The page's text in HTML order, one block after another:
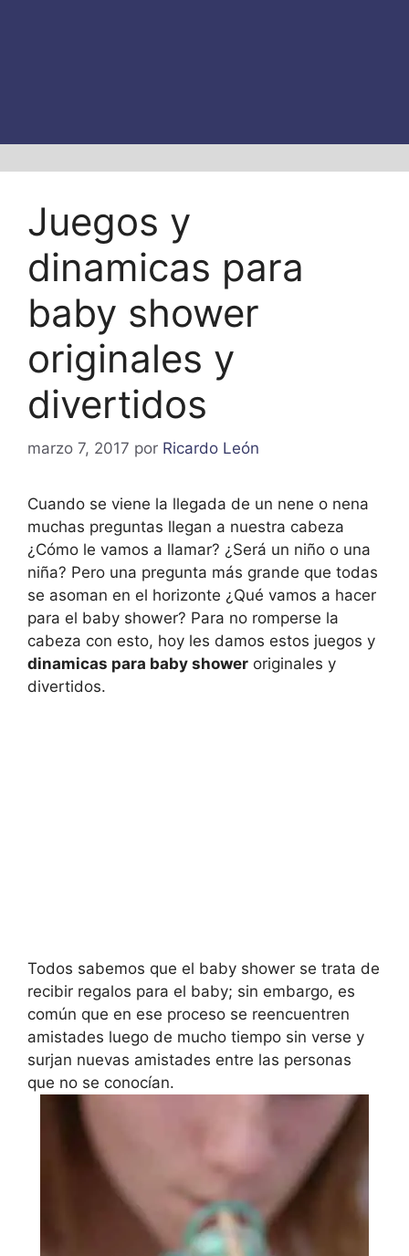
Juegos y
dinamicas para
baby shower
originales y
divertidos
marzo 7, 2017 por Ricardo León
Cuando se viene la llegada de un nene o nena
muchas preguntas llegan a nuestra cabeza
¿Cómo le vamos a llamar? ¿Será un niño o una
niña? Pero una pregunta más grande que todas
se asoman en el horizonte ¿Qué vamos a hacer
para el baby shower? Para no romperse la
cabeza con esto, hoy les damos estos juegos y
dinamicas para baby shower originales y
divertidos.
Todos sabemos que el baby shower se trata de
recibir regalos para el baby; sin embargo, es
común que en ese proceso se reencuentren
amistades luego de mucho tiempo sin verse y
surjan nuevas amistades entre las personas
que no se conocían.